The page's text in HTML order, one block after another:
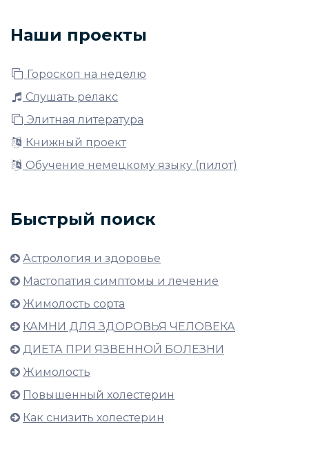
Наши проекты
Гороскоп на неделю
Слушать релакс
Элитная литература
Книжный проект
Обучение немецкому языку (пилот)
Быстрый поиск
Астрология и здоровье
Мастопатия симптомы и лечение
Жимолость сорта
КАМНИ ДЛЯ ЗДОРОВЬЯ ЧЕЛОВЕКА
ДИЕТА ПРИ ЯЗВЕННОЙ БОЛЕЗНИ
Жимолость
Повышенный холестерин
Как снизить холестерин